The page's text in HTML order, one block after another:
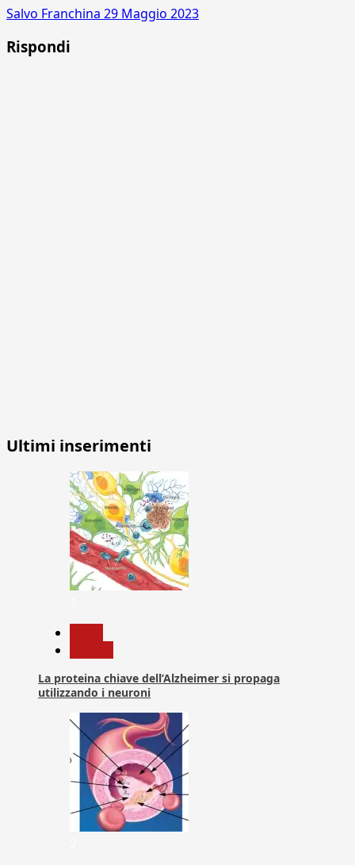
Salvo Franchina 29 Maggio 2023
Rispondi
Ultimi inserimenti
La proteina chiave dell’Alzheimer si propaga
utilizzando i neuroni